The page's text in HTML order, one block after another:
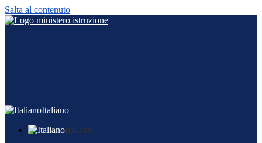
Salta al contenuto
Italiano
Italiano